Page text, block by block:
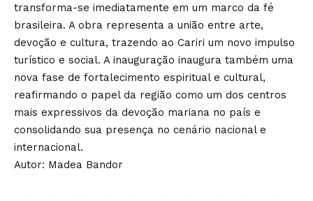
transforma-se imediatamente em um marco da fé
brasileira. A obra representa a união entre arte,
devoção e cultura, trazendo ao Cariri um novo impulso
turístico e social. A inauguração inaugura também uma
nova fase de fortalecimento espiritual e cultural,
reafirmando o papel da região como um dos centros
mais expressivos da devoção mariana no país e
consolidando sua presença no cenário nacional e
internacional.
Autor: Madea Bandor